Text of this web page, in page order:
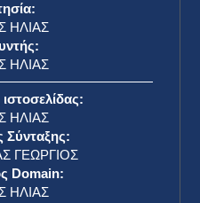
ΗΛΙΑΣ
ΗΛΙΑΣ
ιστοσελίδας:
ΗΛΙΑΣ
Σύνταξης:
ΓΕΩΡΓΙΟΣ
Domain:
ΗΛΙΑΣ